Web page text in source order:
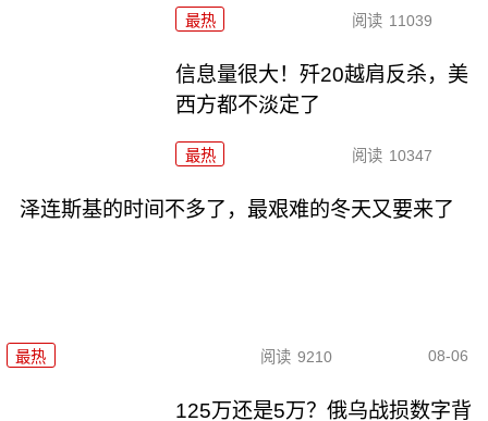
最热 阅读 11039
信息量很大！歼20越肩反杀，美
西方都不淡定了
最热 阅读 10347
泽连斯基的时间不多了，最艰难的冬天又要来了
最热 阅读 9210 08-06
125万还是5万？俄乌战损数字背